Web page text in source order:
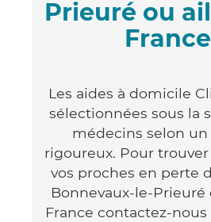
Prieuré ou
Les aides à domicile
sélectionnées sous la
médecins selon un
rigoureux. Pour
vos proches en perte
Bonnevaux-le-Prieuré
France contactez-